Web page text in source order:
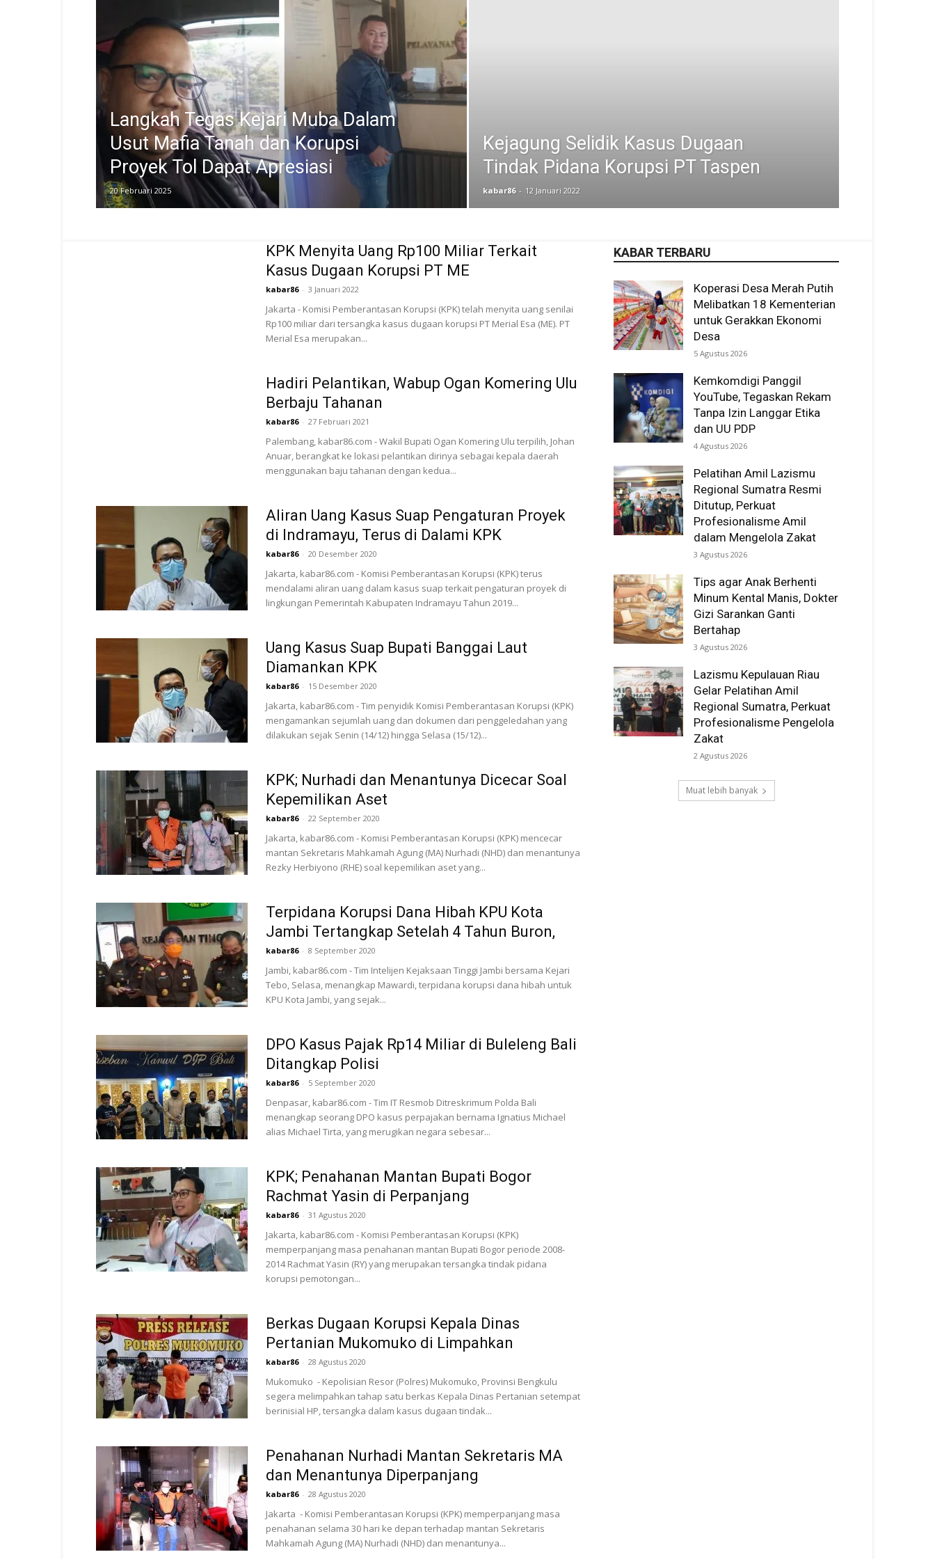
Langkah Tegas Kejari Muba Dalam
Usut Mafia Tanah dan Korupsi
Proyek Tol Dapat Apresiasi
20 Februari 2025
Kejagung Selidik Kasus Dugaan
Tindak Pidana Korupsi PT Taspen
kabar86 - 12 Januari 2022
KPK Menyita Uang Rp100 Miliar Terkait
Kasus Dugaan Korupsi PT ME
kabar86 - 3 Januari 2022
Jakarta - Komisi Pemberantasan Korupsi (KPK) telah menyita uang senilai
Rp100 miliar dari tersangka kasus dugaan korupsi PT Merial Esa (ME). PT
Merial Esa merupakan...
Hadiri Pelantikan, Wabup Ogan Komering Ulu
Berbaju Tahanan
kabar86 - 27 Februari 2021
Palembang, kabar86.com - Wakil Bupati Ogan Komering Ulu terpilih, Johan
Anuar, berangkat ke lokasi pelantikan dirinya sebagai kepala daerah
menggunakan baju tahanan dengan kedua...
Aliran Uang Kasus Suap Pengaturan Proyek
di Indramayu, Terus di Dalami KPK
kabar86 - 20 Desember 2020
Jakarta, kabar86.com - Komisi Pemberantasan Korupsi (KPK) terus
mendalami aliran uang dalam kasus suap terkait pengaturan proyek di
lingkungan Pemerintah Kabupaten Indramayu Tahun 2019...
Uang Kasus Suap Bupati Banggai Laut
Diamankan KPK
kabar86 - 15 Desember 2020
Jakarta, kabar86.com - Tim penyidik Komisi Pemberantasan Korupsi (KPK)
mengamankan sejumlah uang dan dokumen dari penggeledahan yang
dilakukan sejak Senin (14/12) hingga Selasa (15/12)...
KPK; Nurhadi dan Menantunya Dicecar Soal
Kepemilikan Aset
kabar86 - 22 September 2020
Jakarta, kabar86.com - Komisi Pemberantasan Korupsi (KPK) mencecar
mantan Sekretaris Mahkamah Agung (MA) Nurhadi (NHD) dan menantunya
Rezky Herbiyono (RHE) soal kepemilikan aset yang...
Terpidana Korupsi Dana Hibah KPU Kota
Jambi Tertangkap Setelah 4 Tahun Buron,
kabar86 - 8 September 2020
Jambi, kabar86.com - Tim Intelijen Kejaksaan Tinggi Jambi bersama Kejari
Tebo, Selasa, menangkap Mawardi, terpidana korupsi dana hibah untuk
KPU Kota Jambi, yang sejak...
DPO Kasus Pajak Rp14 Miliar di Buleleng Bali
Ditangkap Polisi
kabar86 - 5 September 2020
Denpasar, kabar86.com - Tim IT Resmob Ditreskrimum Polda Bali
menangkap seorang DPO kasus perpajakan bernama Ignatius Michael
alias Michael Tirta, yang merugikan negara sebesar...
KPK; Penahanan Mantan Bupati Bogor
Rachmat Yasin di Perpanjang
kabar86 - 31 Agustus 2020
Jakarta, kabar86.com - Komisi Pemberantasan Korupsi (KPK)
memperpanjang masa penahanan mantan Bupati Bogor periode 2008-
2014 Rachmat Yasin (RY) yang merupakan tersangka tindak pidana
korupsi pemotongan...
Berkas Dugaan Korupsi Kepala Dinas
Pertanian Mukomuko di Limpahkan
kabar86 - 28 Agustus 2020
Mukomuko - Kepolisian Resor (Polres) Mukomuko, Provinsi Bengkulu
segera melimpahkan tahap satu berkas Kepala Dinas Pertanian setempat
berinisial HP, tersangka dalam kasus dugaan tindak...
Penahanan Nurhadi Mantan Sekretaris MA
dan Menantunya Diperpanjang
kabar86 - 28 Agustus 2020
Jakarta - Komisi Pemberantasan Korupsi (KPK) memperpanjang masa
penahanan selama 30 hari ke depan terhadap mantan Sekretaris
Mahkamah Agung (MA) Nurhadi (NHD) dan menantunya...
KABAR TERBARU
Koperasi Desa Merah Putih
Melibatkan 18 Kementerian
untuk Gerakkan Ekonomi
Desa
5 Agustus 2026
Kemkomdigi Panggil
YouTube, Tegaskan Rekam
Tanpa Izin Langgar Etika
dan UU PDP
4 Agustus 2026
Pelatihan Amil Lazismu
Regional Sumatra Resmi
Ditutup, Perkuat
Profesionalisme Amil
dalam Mengelola Zakat
3 Agustus 2026
Tips agar Anak Berhenti
Minum Kental Manis, Dokter
Gizi Sarankan Ganti
Bertahap
3 Agustus 2026
Lazismu Kepulauan Riau
Gelar Pelatihan Amil
Regional Sumatra, Perkuat
Profesionalisme Pengelola
Zakat
2 Agustus 2026
Muat lebih banyak